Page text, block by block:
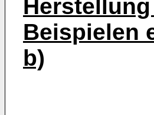
Beispielen
b)